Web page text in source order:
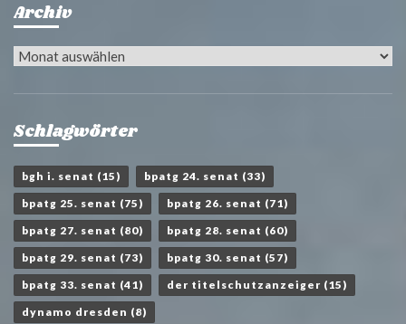
Archiv
Archiv
Schlagwörter
bgh i. senat (15) bpatg 24. senat (33)
bpatg 25. senat (75) bpatg 26. senat (71)
bpatg 27. senat (80) bpatg 28. senat (60)
bpatg 29. senat (73) bpatg 30. senat (57)
bpatg 33. senat (41) der titelschutzanzeiger (15)
dynamo dresden (8)